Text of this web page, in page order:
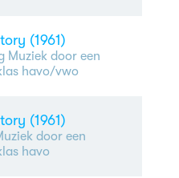
(1961)
Muziek door een
havo/vwo
(1961)
door een
havo